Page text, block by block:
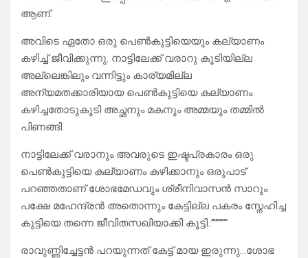
ആണ്.
അവിടെ ഏതോ ഒരു പെൺകുട്ടിയെയും കല്യാണം
കഴിച്ച് ജീവിക്കുന്നു. നാട്ടിലേക്ക് വരാറു കൂടിയില്ല
അല്ലെങ്കിലും വന്നിട്ടും കാര്യമില്ല
അന്യമതക്കാരിയായ പെൺകുട്ടിയെ കല്യാണം
കഴിച്ചതോടുകൂടി അച്ഛനും മകനും അമ്മയും തമ്മിൽ
പിണങ്ങി.
നാട്ടിലേക്ക് വരാനും അവരുടെ ഇഷ്ടപ്രകാരം ഒരു
പെൺകുട്ടിയെ കല്യാണം കഴിക്കാനും ഒരുപാട്
പറഞ്ഞതാണ് ശോഭമേഡവും ശ്രീനിവാസൻ സാറും
പക്ഷേ മഹേന്ദ്രൻ അതൊന്നും കേട്ടില്ല പകരം സ്നേഹിച്ച
കുട്ടിയെ തന്നെ ജീവിതസഖിയാക്കി കൂട്ടി..””””””
രാവുണ്ണിച്ചേട്ടൻ പറയുന്നത് കേട്ട് മായ ഇരുന്നു…ശോഭ